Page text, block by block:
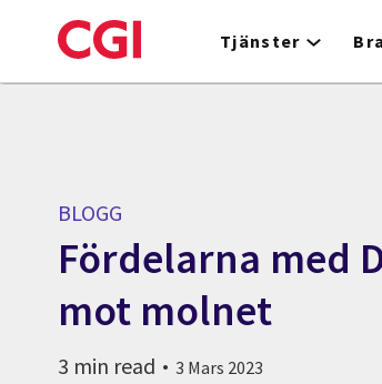
to
Tjänster
BLOGG
Fördelarna med
mot molnet
3 min read 3 Mars 2023